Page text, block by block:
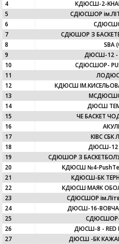
4
КДЮСШ-2-
5
СДЮСШОР
6
7
СДЮШОР З
8
SBA
9
ДЮСШ-12 - 5
10
СДЮСШОР-
11
12
КДЮСШ ІМ.КИСЕЛЬОВА
13
14
ДЮСШ
15
ЧЕ БАСКЕТ
16
17
КІВС СБК
18
ДЮСШ-12
19
СДЮШОР З БАСКЕТБОЛУ
20
КДЮСШ №4-
21
КДЮСШ-БК
22
КДЮСШ МАЯК
23
СДЮСШОР
24
ДЮСШ-16-ВОВЧА
25
СДЮСШОР-
26
ДЮСШ-8 - RED
27
ДЮСШ -БК